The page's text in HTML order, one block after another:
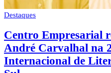
Destaques
Centro Empresarial
André Carvalhal na
Internacional de